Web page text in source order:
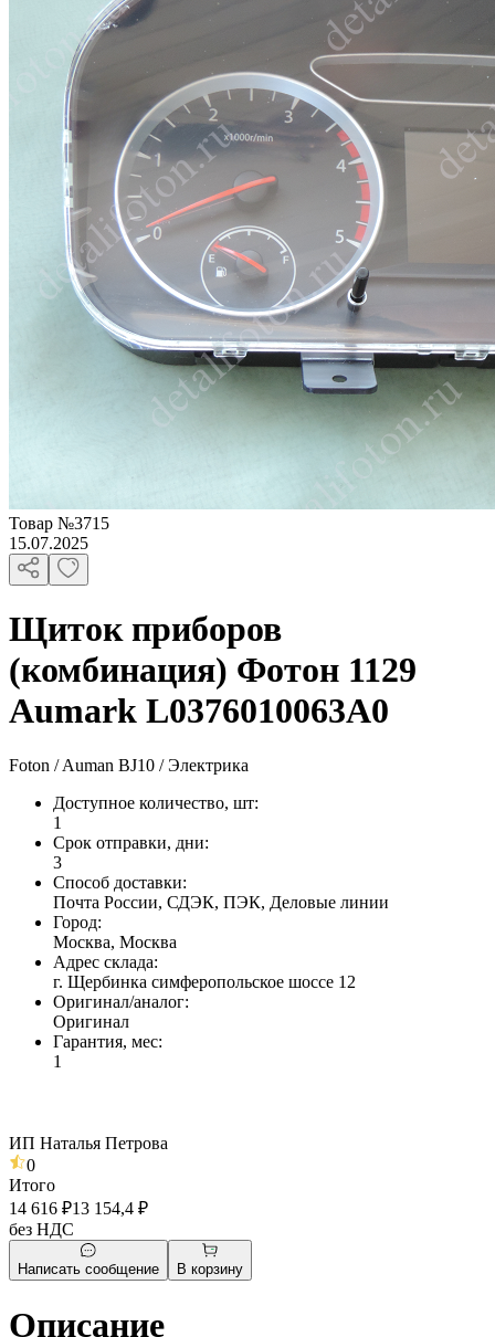
Товар №3715
15.07.2025
Щиток приборов
(комбинация) Фотон 1129
Aumark L0376010063A0
Foton / Auman BJ10 / Электрика
Доступное количество, шт:
1
Срок отправки, дни:
3
Способ доставки:
Почта России, СДЭК, ПЭК, Деловые линии
Город:
Москва, Москва
Адрес склада:
г. Щербинка симферопольское шоссе 12
Оригинал/аналог:
Оригинал
Гарантия, мес:
1
ИП Наталья Петрова
0
Итого
14 616 ₽13 154,4 ₽
без НДС
Написать сообщение В корзину
Описание